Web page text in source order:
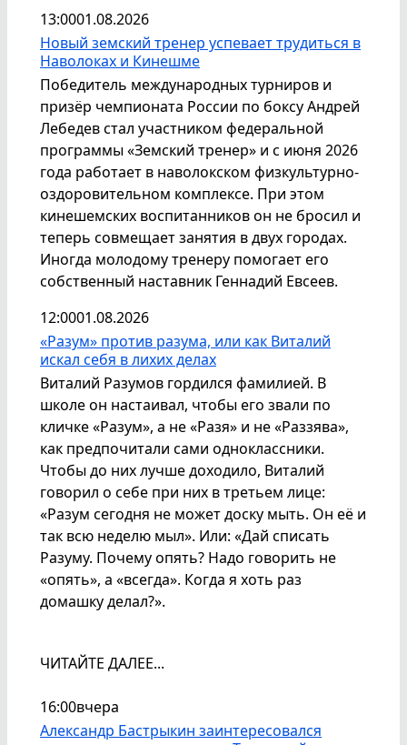
13:0001.08.2026
Новый земский тренер успевает трудиться в
Наволоках и Кинешме
Победитель международных турниров и
призёр чемпионата России по боксу Андрей
Лебедев стал участником федеральной
программы «Земский тренер» и с июня 2026
года работает в наволокском физкультурно-
оздоровительном комплексе. При этом
кинешемских воспитанников он не бросил и
теперь совмещает занятия в двух городах.
Иногда молодому тренеру помогает его
собственный наставник Геннадий Евсеев.
12:0001.08.2026
«Разум» против разума, или как Виталий
искал себя в лихих делах
Виталий Разумов гордился фамилией. В
школе он настаивал, чтобы его звали по
кличке «Разум», а не «Разя» и не «Раззява»,
как предпочитали сами одноклассники.
Чтобы до них лучше доходило, Виталий
говорил о себе при них в третьем лице:
«Разум сегодня не может доску мыть. Он её и
так всю неделю мыл». Или: «Дай списать
Разуму. Почему опять? Надо говорить не
«опять», а «всегда». Когда я хоть раз
домашку делал?».
ЧИТАЙТЕ ДАЛЕЕ...
16:00вчера
Александр Бастрыкин заинтересовался